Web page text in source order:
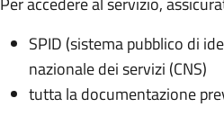
SPID (sistema pubblico di
nazionale dei servizi (CNS)
tutta la documentazione